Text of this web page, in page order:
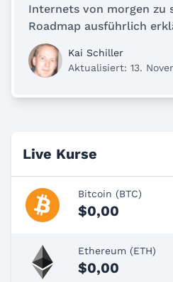
Internets von morgen zu
Roadmap ausführlich
Kai Schiller
Aktualisiert: 13.
Live Kurse
Bitcoin (BTC)
$0,00
Ethereum (ETH)
$0,00